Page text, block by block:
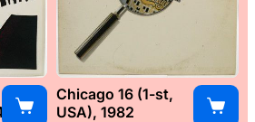
Chicago 16 (1-st,
USA), 1982